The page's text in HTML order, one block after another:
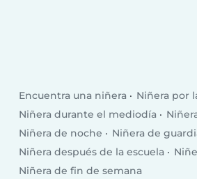
Encuentra una niñera
Niñera por
Niñera durante el mediodía
Niñera de noche
Niñera de
Niñera después de la escuela
Niñera de fin de semana